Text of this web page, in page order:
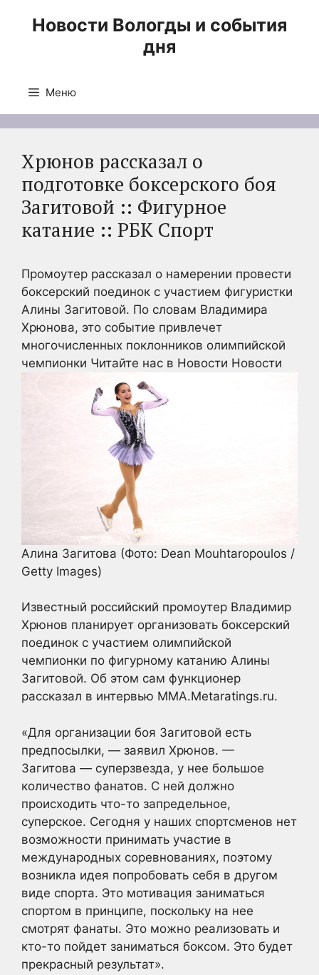
Новости Вологды и события
дня
Меню
Хрюнов рассказал о
подготовке боксерского боя
Загитовой :: Фигурное
катание :: РБК Спорт
Промоутер рассказал о намерении провести
боксерский поединок с участием фигуристки
Алины Загитовой. По словам Владимира
Хрюнова, это событие привлечет
многочисленных поклонников олимпийской
чемпионки Читайте нас в Новости Новости
Алина Загитова (Фото: Dean Mouhtaropoulos /
Getty Images)
Известный российский промоутер Владимир
Хрюнов планирует организовать боксерский
поединок с участием олимпийской
чемпионки по фигурному катанию Алины
Загитовой. Об этом сам функционер
рассказал в интервью MMA.Metaratings.ru.
«Для организации боя Загитовой есть
предпосылки, — заявил Хрюнов. —
Загитова — суперзвезда, у нее большое
количество фанатов. С ней должно
происходить что-то запредельное,
суперское. Сегодня у наших спортсменов нет
возможности принимать участие в
международных соревнованиях, поэтому
возникла идея попробовать себя в другом
виде спорта. Это мотивация заниматься
спортом в принципе, поскольку на нее
смотрят фанаты. Это можно реализовать и
кто-то пойдет заниматься боксом. Это будет
прекрасный результат».